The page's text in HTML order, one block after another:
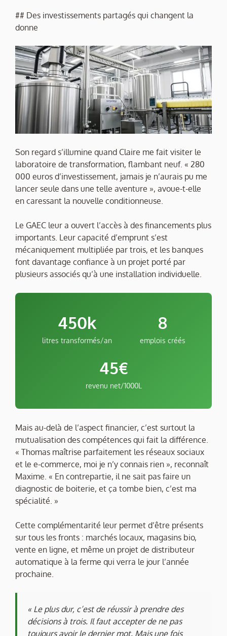
## Des investissements partagés qui changent la
donne
Son regard s’illumine quand Claire me fait visiter le
laboratoire de transformation, flambant neuf. « 280
000 euros d’investissement, jamais je n’aurais pu me
lancer seule dans une telle aventure », avoue-t-elle
en caressant la nouvelle conditionneuse.
Le GAEC leur a ouvert l’accès à des financements plus
importants. Leur capacité d’emprunt s’est
mécaniquement multipliée par trois, et les banques
font davantage confiance à un projet porté par
plusieurs associés qu’à une installation individuelle.
450k
litres transformés/an
8
emplois créés
45€
revenu net/1000L
Mais au-delà de l’aspect financier, c’est surtout la
mutualisation des compétences qui fait la différence.
« Thomas maîtrise parfaitement les réseaux sociaux
et le e-commerce, moi je n’y connais rien », reconnaît
Maxime. « En contrepartie, il ne sait pas faire un
diagnostic de boiterie, et ça tombe bien, c’est ma
spécialité. »
Cette complémentarité leur permet d’être présents
sur tous les fronts : marchés locaux, magasins bio,
vente en ligne, et même un projet de distributeur
automatique à la ferme qui verra le jour l’année
prochaine.
« Le plus dur, c’est de réussir à prendre des
décisions à trois. Il faut accepter de ne pas
toujours avoir le dernier mot. Mais une fois